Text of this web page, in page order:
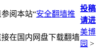
阅本站“安全翻墙推
在国内网盘下载翻墙
投稿
请进
美博
园 >